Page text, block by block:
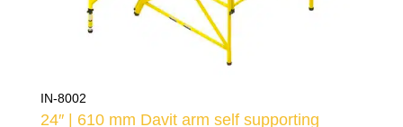
IN-8002
24″ | 610 mm Davit arm self supporting